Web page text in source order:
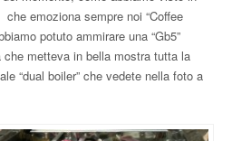
emoziona sempre noi “Coffee
potuto ammirare una “Gb5”
metteva in bella mostra tutta la
“dual boiler” che vedete nella foto a